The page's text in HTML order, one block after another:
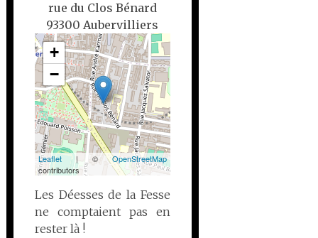
rue du Clos Bénard
93300 Aubervilliers
+
−
Leaflet| ©OpenStreetMap
contributors
Les Déesses de la Fesse
ne comptaient pas en
rester là !